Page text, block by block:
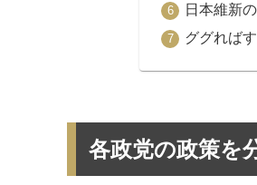
日本維新
ググれば
各政党の政策を